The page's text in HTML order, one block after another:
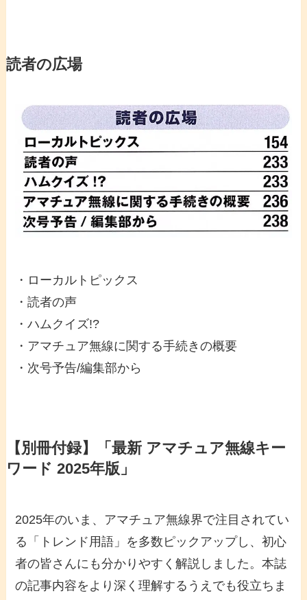
読者の広場
・ローカルトピックス
・読者の声
・ハムクイズ!?
・アマチュア無線に関する手続きの概要
・次号予告/編集部から
【別冊付録】「最新 アマチュア無線キー
ワード 2025年版」
2025年のいま、アマチュア無線界で注目されてい
る「トレンド用語」を多数ピックアップし、初心
者の皆さんにも分かりやすく解説しました。本誌
の記事内容をより深く理解するうえでも役立ちま